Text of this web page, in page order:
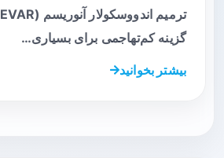
گزینه کم‌تهاجمی برای بسیاری…
بیشتر بخوانید